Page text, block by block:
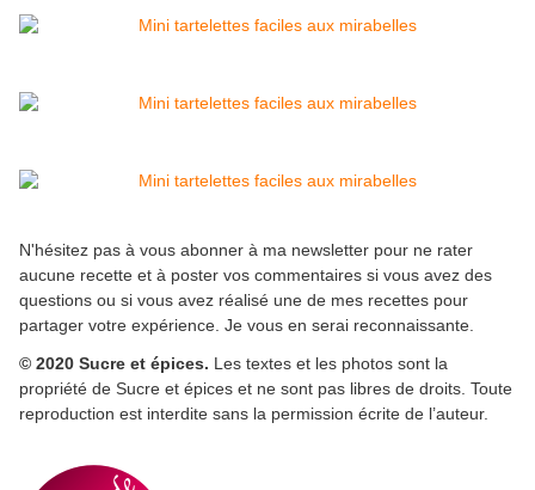
N'hésitez pas à vous abonner à ma newsletter pour ne rater
aucune recette et à poster vos commentaires si vous avez des
questions ou si vous avez réalisé une de mes recettes pour
partager votre expérience. Je vous en serai reconnaissante.
© 2020 Sucre et épices. Les textes et les photos sont la
propriété de Sucre et épices et ne sont pas libres de droits. Toute
reproduction est interdite sans la permission écrite de l’auteur.